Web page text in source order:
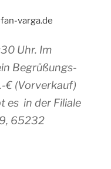
varga.de
Uhr. Im
Begrüßungs-
€ (Vorverkauf)
es in der Filiale
65232